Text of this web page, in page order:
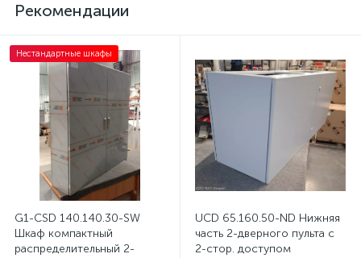
Рекомендации
Нестандартные шкафы
G1-CSD 140.140.30-SW
Шкаф компактный
распределительный 2-
UCD 65.160.50-ND Нижняя
часть 2-дверного пульта с
2-стор. доступом